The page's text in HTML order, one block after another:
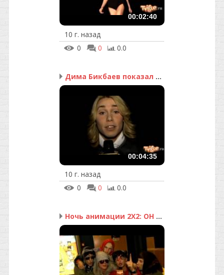
00:02:40
10 г. назад
0
0 0.0
Дима Бикбаев показал «П...
00:04:35
10 г. назад
0
0 0.0
Ночь анимации 2Х2: ОН З...